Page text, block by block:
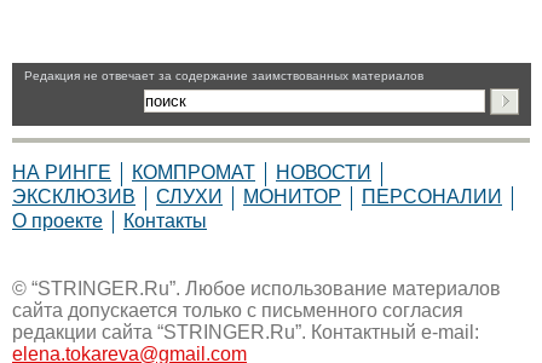
Pедакция не отвечает за содержание заимствованных материалов
НА РИНГЕ КОМПРОМАТ
НОВОСТИ
ЭКСКЛЮЗИВ
СЛУХИ МОНИТОР
ПЕРСОНАЛИИ
О проекте
Контакты
© “STRINGER.Ru”. Любое использование материалов
сайта допускается только с письменного согласия
редакции сайта “STRINGER.Ru”. Контактный e-mail:
elena.tokareva@gmail.com